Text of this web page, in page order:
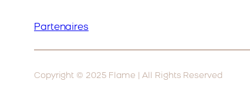
Partenaires
Copyright © 2025 Flame | All Rights Reserved